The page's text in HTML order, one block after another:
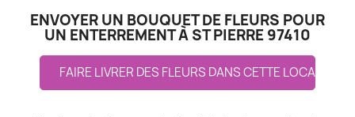
ENVOYER UN BOUQUET DE FLEURS POUR
UN ENTERREMENT À ST PIERRE 97410
FAIRE LIVRER DES FLEURS DANS CETTE LOCALITE